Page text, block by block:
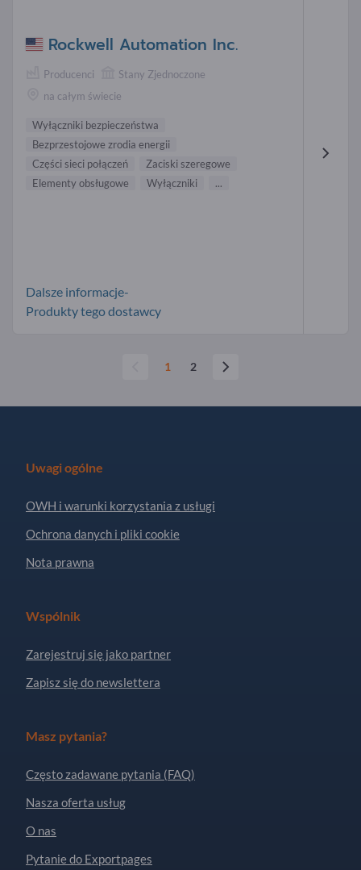
Rockwell Automation Inc.
Producenci
Stany Zjednoczone
na całym świecie
Wyłączniki bezpieczeństwa
Bezprzestojowe zrodia energii
Części sieci połączeń
Zaciski szeregowe
Elementy obsługowe
Wyłączniki ...
Dalsze informacje-
Produkty tego dostawcy
1 2
Uwagi ogólne
OWH i warunki korzystania z usługi
Ochrona danych i pliki cookie
Nota prawna
Wspólnik
Zarejestruj się jako partner
Zapisz się do newslettera
Masz pytania?
Często zadawane pytania (FAQ)
Nasza oferta usług
O nas
Pytanie do Exportpages